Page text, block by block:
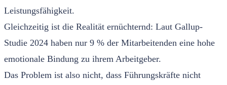
Leistungsfähigkeit.
Gleichzeitig ist die Realität ernüchternd: Laut Gallup-
Studie 2024 haben nur 9 % der Mitarbeitenden eine hohe
emotionale Bindung zu ihrem Arbeitgeber.
Das Problem ist also nicht, dass Führungskräfte nicht